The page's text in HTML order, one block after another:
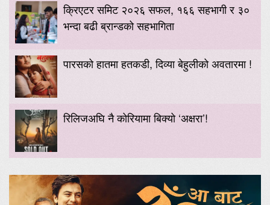
क्रिएटर समिट २०२६ सफल, १६६ सहभागी र ३०
भन्दा बढी ब्रान्डको सहभागिता
पारसको हातमा हतकडी, दिव्या बेहुलीको अवतारमा !
रिलिजअघि नै कोरियामा बिक्यो ‘अक्षरा’!